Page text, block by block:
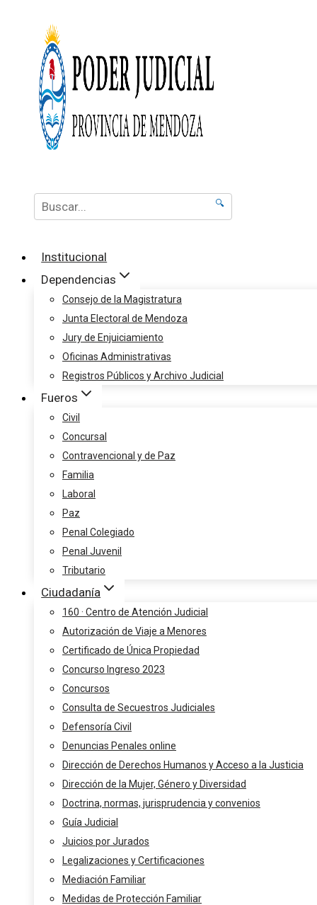
🔍
Institucional
Dependencias
Consejo de la Magistratura
Junta Electoral de Mendoza
Jury de Enjuiciamiento
Oficinas Administrativas
Registros Públicos y Archivo Judicial
Fueros
Civil
Concursal
Contravencional y de Paz
Familia
Laboral
Paz
Penal Colegiado
Penal Juvenil
Tributario
Ciudadanía
160 · Centro de Atención Judicial
Autorización de Viaje a Menores
Certificado de Única Propiedad
Concurso Ingreso 2023
Concursos
Consulta de Secuestros Judiciales
Defensoría Civil
Denuncias Penales online
Dirección de Derechos Humanos y Acceso a la Justicia
Dirección de la Mujer, Género y Diversidad
Doctrina, normas, jurisprudencia y convenios
Guía Judicial
Juicios por Jurados
Legalizaciones y Certificaciones
Mediación Familiar
Medidas de Protección Familiar